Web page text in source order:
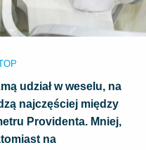
udział w weselu, na
najczęściej między
Providenta. Mniej,
na